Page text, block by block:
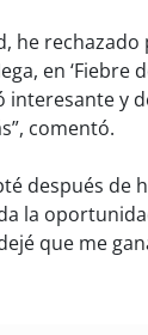
he
en
y
comentó.
después de
la
que me